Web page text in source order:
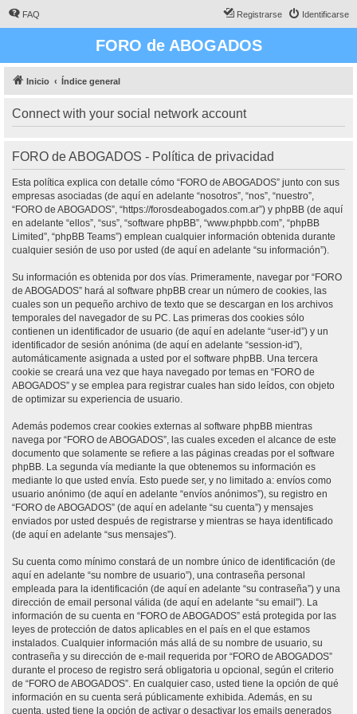
FAQ Identificarse
Registrarse
FORO de ABOGADOS
Inicio Índice general
Connect with your social network account
FORO de ABOGADOS - Política de privacidad
Esta política explica con detalle cómo “FORO de ABOGADOS” junto con sus
empresas asociadas (de aquí en adelante “nosotros”, “nos”, “nuestro”,
“FORO de ABOGADOS”, “https://forosdeabogados.com.ar”) y phpBB (de aquí
en adelante “ellos”, “sus”, “software phpBB”, “www.phpbb.com”, “phpBB
Limited”, “phpBB Teams”) emplean cualquier información obtenida durante
cualquier sesión de uso por usted (de aquí en adelante “su información”).
Su información es obtenida por dos vías. Primeramente, navegar por “FORO
de ABOGADOS” hará al software phpBB crear un número de cookies, las
cuales son un pequeño archivo de texto que se descargan en los archivos
temporales del navegador de su PC. Las primeras dos cookies sólo
contienen un identificador de usuario (de aquí en adelante “user-id”) y un
identificador de sesión anónima (de aquí en adelante “session-id”),
automáticamente asignada a usted por el software phpBB. Una tercera
cookie se creará una vez que haya navegado por temas en “FORO de
ABOGADOS” y se emplea para registrar cuales han sido leídos, con objeto
de optimizar su experiencia de usuario.
Además podemos crear cookies externas al software phpBB mientras
navega por “FORO de ABOGADOS”, las cuales exceden el alcance de este
documento que solamente se refiere a las páginas creadas por el software
phpBB. La segunda vía mediante la que obtenemos su información es
mediante lo que usted envía. Esto puede ser, y no limitado a: envíos como
usuario anónimo (de aquí en adelante “envíos anónimos”), su registro en
“FORO de ABOGADOS” (de aquí en adelante “su cuenta”) y mensajes
enviados por usted después de registrarse y mientras se haya identificado
(de aquí en adelante “sus mensajes”).
Su cuenta como mínimo constará de un nombre único de identificación (de
aquí en adelante “su nombre de usuario”), una contraseña personal
empleada para la identificación (de aquí en adelante “su contraseña”) y una
dirección de email personal válida (de aquí en adelante “su email”). La
información de su cuenta en “FORO de ABOGADOS” está protegida por las
leyes de protección de datos aplicables en el país en el que estamos
instalados. Cualquier información más allá de su nombre de usuario, su
contraseña y su dirección de e-mail requerida por “FORO de ABOGADOS”
durante el proceso de registro será obligatoria u opcional, según el criterio
de “FORO de ABOGADOS”. En cualquier caso, usted tiene la opción de qué
información en su cuenta será públicamente exhibida. Además, en su
cuenta, usted tiene la opción de activar o desactivar los emails generados